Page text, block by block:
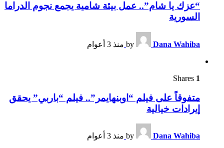
“عزك يا شام”.. عمل بيئة شامية يجمع نجوم الدراما
السورية
by Dana Wahiba منذ 3 أعوام
1
متفوقاً على فيلم “اوبنهايمر”.. فيلم “باربي” يحقق
إيرادات خيالية
by Dana Wahiba منذ 3 أعوام